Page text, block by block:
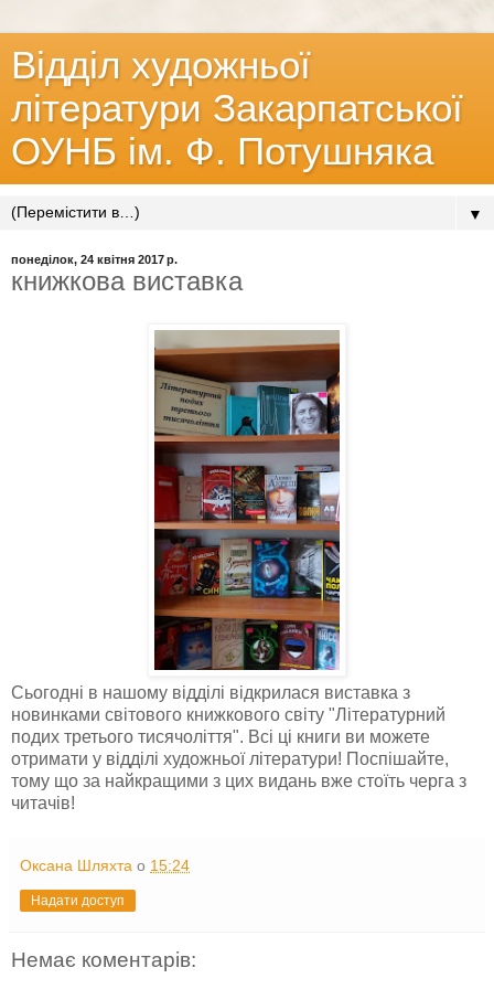
Відділ художньої
літератури Закарпатської
ОУНБ ім. Ф. Потушняка
▼
понеділок, 24 квітня 2017 р.
книжкова виставка
Сьогодні в нашому відділі відкрилася виставка з
новинками світового книжкового світу "Літературний
подих третього тисячоліття". Всі ці книги ви можете
отримати у відділі художньої літератури! Поспішайте,
тому що за найкращими з цих видань вже стоїть черга з
читачів!
Оксана Шляхта о 15:24
Надати доступ
Немає коментарів: